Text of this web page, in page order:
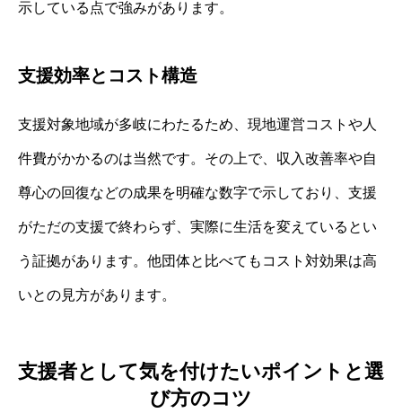
示している点で強みがあります。
支援効率とコスト構造
支援対象地域が多岐にわたるため、現地運営コストや人
件費がかかるのは当然です。その上で、収入改善率や自
尊心の回復などの成果を明確な数字で示しており、支援
がただの支援で終わらず、実際に生活を変えているとい
う証拠があります。他団体と比べてもコスト対効果は高
いとの見方があります。
支援者として気を付けたいポイントと選
び方のコツ